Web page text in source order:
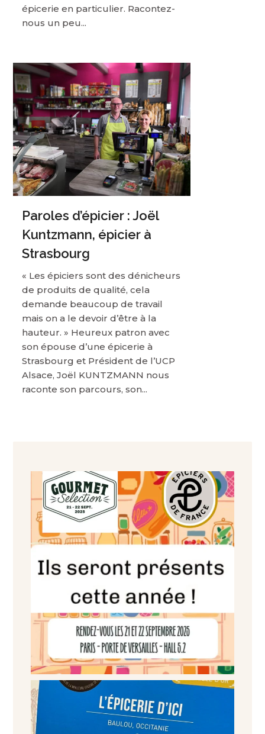
épicerie en particulier. Racontez-
nous un peu...
Paroles d’épicier : Joël
Kuntzmann, épicier à
Strasbourg
« Les épiciers sont des dénicheurs
de produits de qualité, cela
demande beaucoup de travail
mais on a le devoir d’être à la
hauteur. » Heureux patron avec
son épouse d’une épicerie à
Strasbourg et Président de l’UCP
Alsace, Joël KUNTZMANN nous
raconte son parcours, son...